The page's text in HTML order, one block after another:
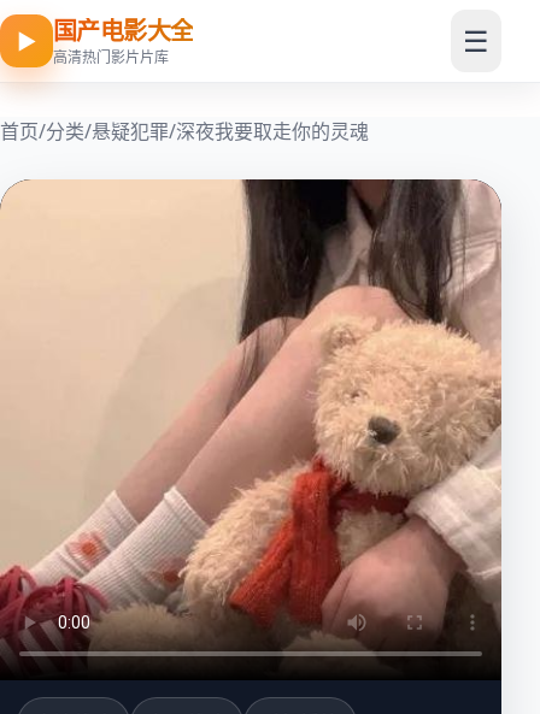
▶ 国产电影大全
高清热门影片片库 ☰
首页/分类/悬疑犯罪/深夜我要取走你的灵魂